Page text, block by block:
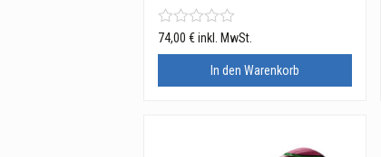
74,00€ inkl. MwSt.
In den Warenkorb